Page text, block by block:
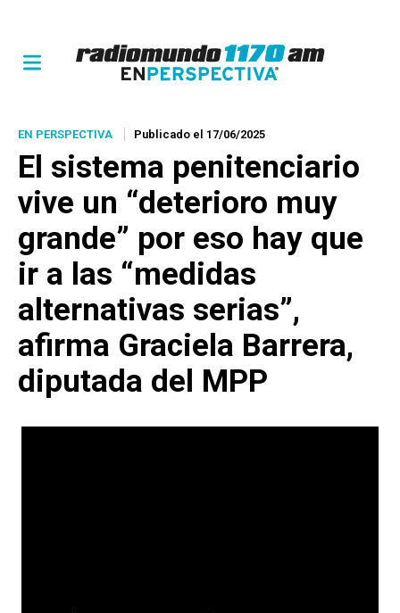
EN PERSPECTIVA Publicado el 17/06/2025
El sistema penitenciario
vive un “deterioro muy
grande” por eso hay que
ir a las “medidas
alternativas serias”,
afirma Graciela Barrera,
diputada del MPP